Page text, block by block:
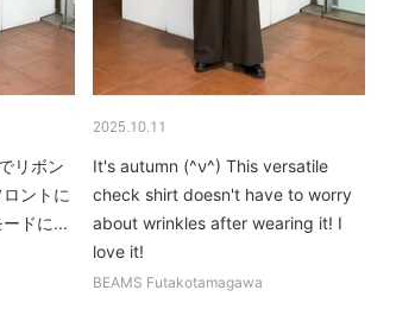
リボン
ントに
ドに...
2025.10.11
It's autumn (^ν^) This versatile
check shirt doesn't have to worry
about wrinkles after wearing it! I
love it!
BEAMS Futakotamagawa